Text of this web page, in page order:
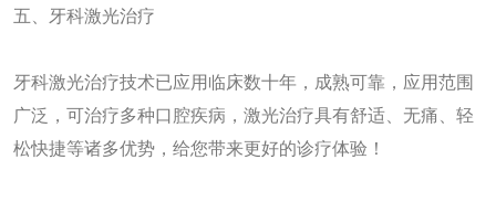
五、牙科激光治疗
牙科激光治疗技术已应用临床数十年，成熟可靠，应用范围
广泛，可治疗多种口腔疾病，激光治疗具有舒适、无痛、轻
松快捷等诸多优势，给您带来更好的诊疗体验！